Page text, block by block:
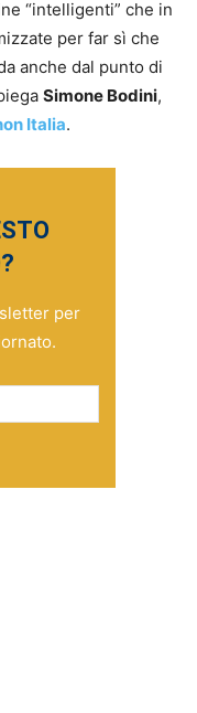
“intelligenti” che in
per far sì che
anche dal punto di
Simone Bodini,
Italia.
per